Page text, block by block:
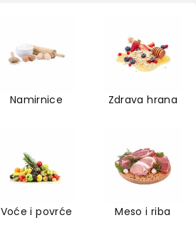
Namirnice Zdrava hrana
Voće i povrće Meso i riba